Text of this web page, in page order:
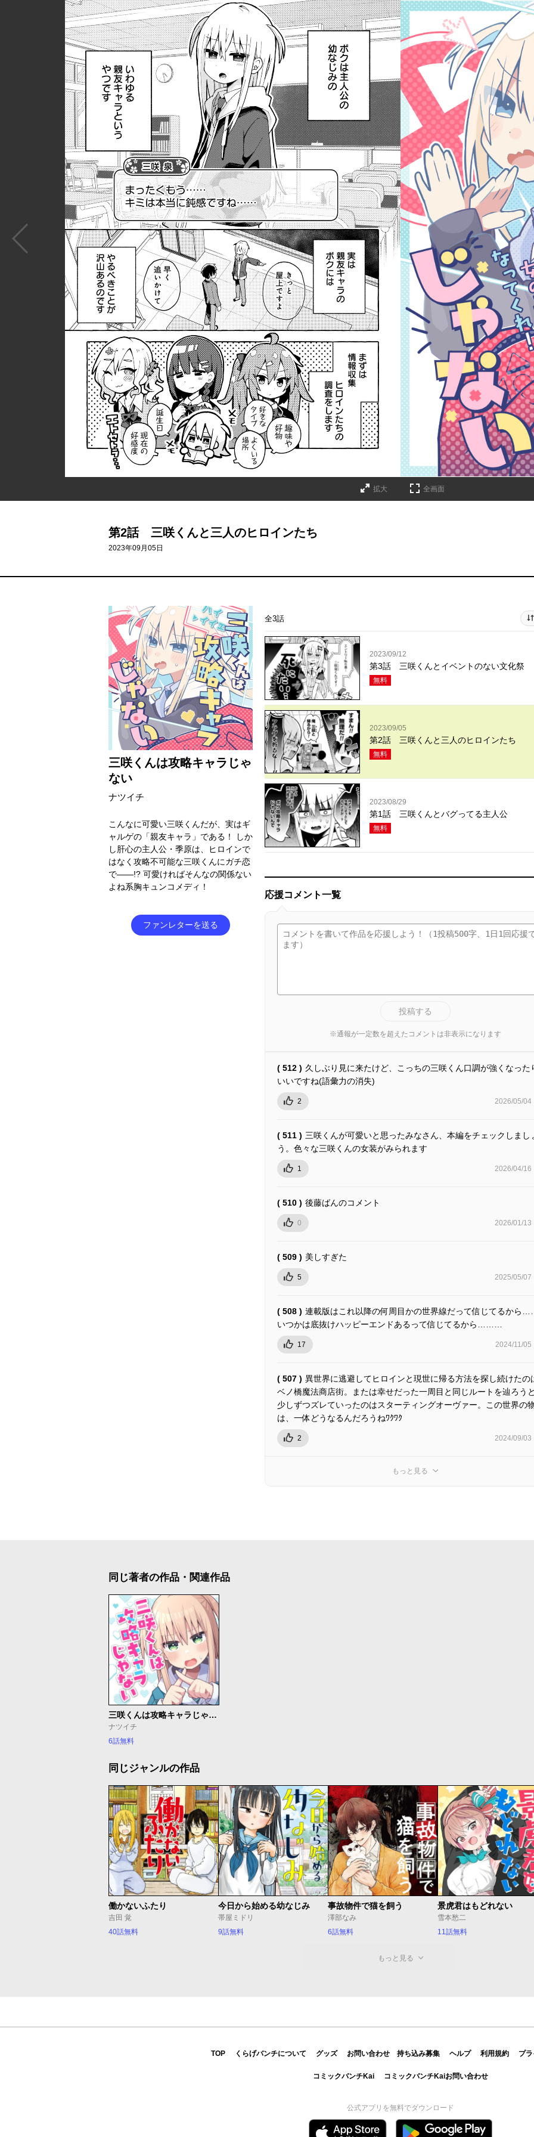
拡大 全画面
第2話 三咲くんと三人のヒロインたち
2023年09月05日
三咲くんは攻略キャラじゃ
ない
ナツイチ
こんなに可愛い三咲くんだが、実はギ
ャルゲの「親友キャラ」である！ しか
し肝心の主人公・季原は、ヒロインで
はなく攻略不可能な三咲くんにガチ恋
で――!? 可愛ければそんなの関係ない
よね系胸キュンコメディ！
ファンレターを送る
全3話
2023/09/12
第3話 三咲くんとイベントのない文化祭
無料
2023/09/05
第2話 三咲くんと三人のヒロインたち
無料
2023/08/29
第1話 三咲くんとバグってる主人公
無料
応援コメント一覧
投稿する
※通報が一定数を超えたコメントは非表示になります
( 512 ) 久しぶり見に来たけど、こっちの三咲くん口調が強くなった
いいですね(語彙力の消失)
2 2026/05/04
( 511 ) 三咲くんが可愛いと思ったみなさん、本編をチェックしまし
う。色々な三咲くんの女装がみられます
1 2026/04/16
( 510 ) 後藤ばんのコメント
0 2026/01/13
( 509 ) 美しすぎた
5 2025/05/07
( 508 ) 連載版はこれ以降の何周目かの世界線だって信じてるか
いつかは底抜けハッピーエンドあるって信じてるから………
17 2024/11/05
( 507 ) 異世界に逃避してヒロインと現世に帰る方法を探し続けたの
ベノ橋魔法商店街。または幸せだった一周目と同じルートを辿ろう
少しずつズレていったのはスターティングオーヴァー。この世界の
は、一体どうなるんだろうねﾜｸﾜｸ
2 2024/09/03
もっと見る
同じ著者の作品・関連作品
三咲くんは攻略キャラじゃない
ナツイチ
6話無料
同じジャンルの作品
働かないふたり
吉田 覚
40話無料
今日から始める幼なじみ
帯屋ミドリ
9話無料
事故物件で猫を飼う
澤部なみ
6話無料
景虎君はもどれない
雪本愁二
11話無料
もっと見る
TOP くらげバンチについて グッズ お問い合わせ 持ち込み募集 ヘルプ 利用規約 プ
コミックバンチKai コミックバンチKaiお問い合わせ
公式アプリを無料でダウンロード